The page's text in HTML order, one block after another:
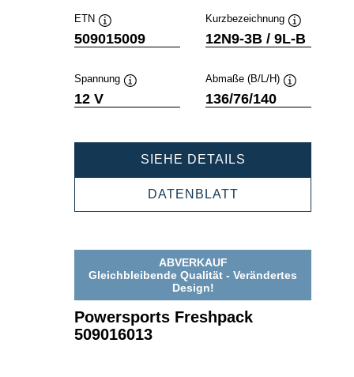
ETN
Quickinfo
509015009
Kurzbezeichnung
Quickinfo
12N9-3B / 9L-B
Spannung
12 V
Abmaße (B/L/H)
136/76/140
SIEHE DETAILS
DATENBLATTPOWERSPORTS
ABVERKAUF
Gleichbleibende Qualität - Verändertes
Design!
Powersports Freshpack
509016013